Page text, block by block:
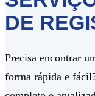
DE
Precisa encontrar
forma rápida e